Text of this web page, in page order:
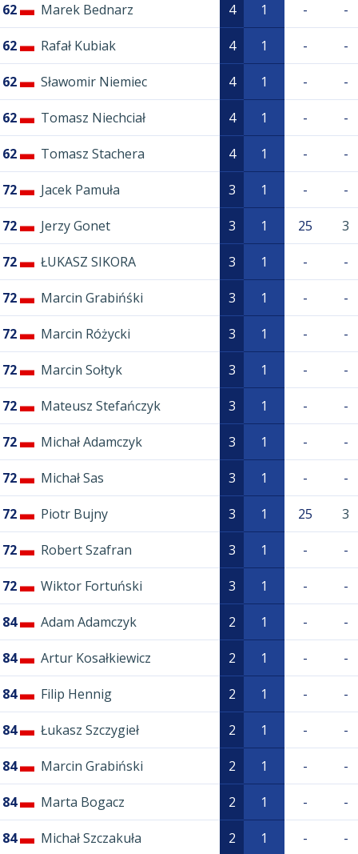
62 Marek Bednarz 4 1 - -
62 Rafał Kubiak 4 1 - -
62 Sławomir Niemiec 4 1 - -
62 Tomasz Niechciał 4 1 - -
62 Tomasz Stachera 4 1 - -
72 Jacek Pamuła 3 1 - -
72 Jerzy Gonet 3 1 25 3
72 ŁUKASZ SIKORA 3 1 - -
72 Marcin Grabińśki 3 1 - -
72 Marcin Różycki 3 1 - -
72 Marcin Sołtyk 3 1 - -
72 Mateusz Stefańczyk 3 1 - -
72 Michał Adamczyk 3 1 - -
72 Michał Sas 3 1 - -
72 Piotr Bujny 3 1 25 3
72 Robert Szafran 3 1 - -
72 Wiktor Fortuński 3 1 - -
84 Adam Adamczyk 2 1 - -
84 Artur Kosałkiewicz 2 1 - -
84 Filip Hennig 2 1 - -
84 Łukasz Szczygieł 2 1 - -
84 Marcin Grabiński 2 1 - -
84 Marta Bogacz 2 1 - -
84 Michał Szczakuła 2 1 - -